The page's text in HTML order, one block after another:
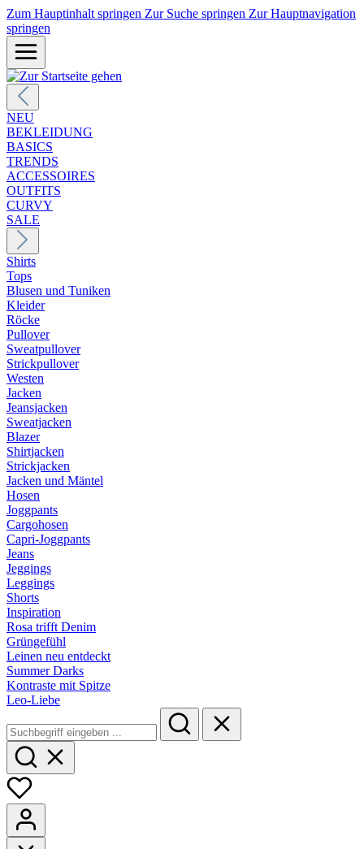
Zum Hauptinhalt springen Zur Suche springen Zur Hauptnavigation
springen
NEU
BEKLEIDUNG
BASICS
TRENDS
ACCESSOIRES
OUTFITS
CURVY
SALE
Shirts
Tops
Blusen und Tuniken
Kleider
Röcke
Pullover
Sweatpullover
Strickpullover
Westen
Jacken
Jeansjacken
Sweatjacken
Blazer
Shirtjacken
Strickjacken
Jacken und Mäntel
Hosen
Joggpants
Cargohosen
Capri-Joggpants
Jeans
Jeggings
Leggings
Shorts
Inspiration
Rosa trifft Denim
Grüngefühl
Leinen neu entdeckt
Summer Darks
Kontraste mit Spitze
Leo-Liebe